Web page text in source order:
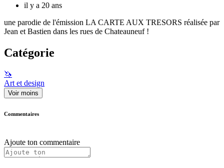
il y a 20 ans
une parodie de l'émission LA CARTE AUX TRESORS réalisée par
Jean et Bastien dans les rues de Chateauneuf !
Catégorie
🦄
Art et design
Voir moins
Commentaires
Ajoute ton commentaire